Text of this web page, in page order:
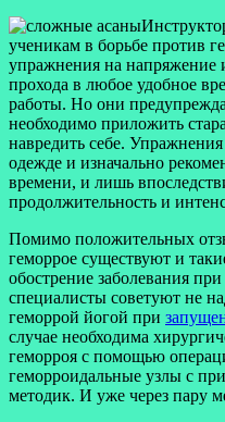
ученикам в борьбе против
упражнения на напряжение
прохода в любое удобное
работы. Но они
необходимо приложить
навредить себе.
одежде и изначально
времени, и лишь
продолжительность и
Помимо положительных
геморрое существуют и
обострение заболевания
специалисты советуют не
геморрой йогой при
случае необходима
геморроя с помощью
геморроидальные узлы с
методик. И уже через пару